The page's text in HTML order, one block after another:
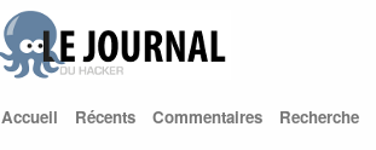
Accueil Récents Commentaires Recherche